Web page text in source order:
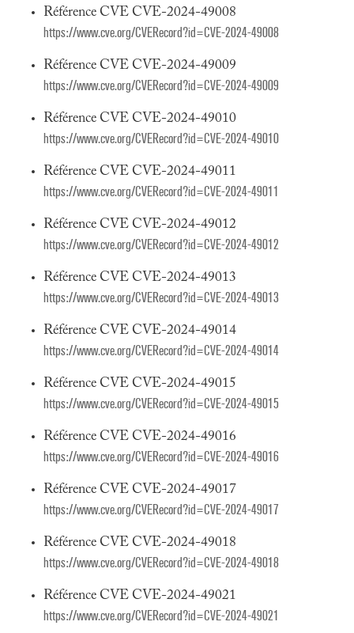
Référence CVE CVE-2024-49008
https://www.cve.org/CVERecord?id=CVE-2024-49008
Référence CVE CVE-2024-49009
https://www.cve.org/CVERecord?id=CVE-2024-49009
Référence CVE CVE-2024-49010
https://www.cve.org/CVERecord?id=CVE-2024-49010
Référence CVE CVE-2024-49011
https://www.cve.org/CVERecord?id=CVE-2024-49011
Référence CVE CVE-2024-49012
https://www.cve.org/CVERecord?id=CVE-2024-49012
Référence CVE CVE-2024-49013
https://www.cve.org/CVERecord?id=CVE-2024-49013
Référence CVE CVE-2024-49014
https://www.cve.org/CVERecord?id=CVE-2024-49014
Référence CVE CVE-2024-49015
https://www.cve.org/CVERecord?id=CVE-2024-49015
Référence CVE CVE-2024-49016
https://www.cve.org/CVERecord?id=CVE-2024-49016
Référence CVE CVE-2024-49017
https://www.cve.org/CVERecord?id=CVE-2024-49017
Référence CVE CVE-2024-49018
https://www.cve.org/CVERecord?id=CVE-2024-49018
Référence CVE CVE-2024-49021
https://www.cve.org/CVERecord?id=CVE-2024-49021